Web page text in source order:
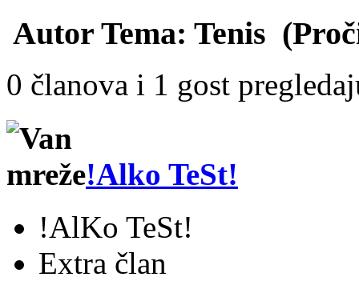
Autor Tema: Tenis
0 članova i 1 gost
!Alko TeSt!
!AlKo TeSt!
Extra član